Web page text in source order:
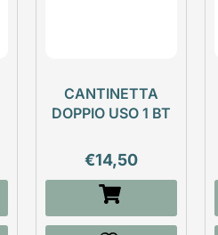
CANTINETTA
DOPPIO USO 1 BT
€14,50